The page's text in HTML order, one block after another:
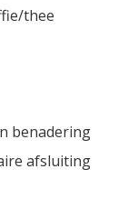
thee
benadering
afsluiting